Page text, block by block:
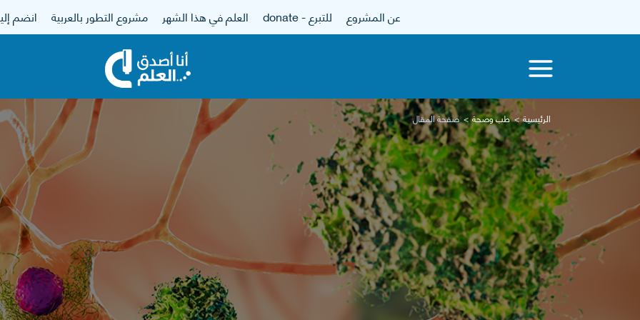
عن المشروع للتبرع - donate العلم في هذا الشهر مشروع التطور بالعربية انضم
الرئيسية طب وصحة صفحة المقال